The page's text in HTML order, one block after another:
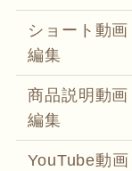
ショート動画
編集
商品説明動画
編集
YouTube動画